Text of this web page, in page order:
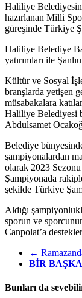
Haliliye
hazırlanan Milli
güreşinde Türkiye
Haliliye Belediye
yatırımları ile
Kültür ve Sosyal
branşlarda yetişen
müsabakalara
Haliliye Belediyesi
Abdulsamet
Belediye
şampiyonalardan
olarak 2023
Şampiyonada
şekilde Türkiye
Aldığı
sporun ve
Canpolat’a
←
BİR
Bunları da